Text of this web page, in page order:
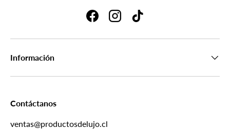
FacebookInstagramTikTok
Información
Contáctanos
ventas@productosdelujo.cl